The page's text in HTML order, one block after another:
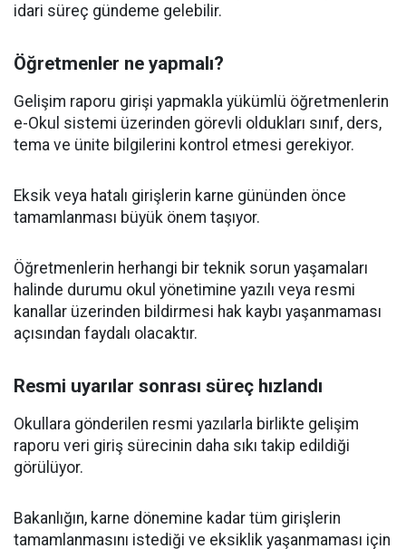
idari süreç gündeme gelebilir.
Öğretmenler ne yapmalı?
Gelişim raporu girişi yapmakla yükümlü öğretmenlerin
e-Okul sistemi üzerinden görevli oldukları sınıf, ders,
tema ve ünite bilgilerini kontrol etmesi gerekiyor.
Eksik veya hatalı girişlerin karne gününden önce
tamamlanması büyük önem taşıyor.
Öğretmenlerin herhangi bir teknik sorun yaşamaları
halinde durumu okul yönetimine yazılı veya resmi
kanallar üzerinden bildirmesi hak kaybı yaşanmaması
açısından faydalı olacaktır.
Resmi uyarılar sonrası süreç hızlandı
Okullara gönderilen resmi yazılarla birlikte gelişim
raporu veri giriş sürecinin daha sıkı takip edildiği
görülüyor.
Bakanlığın, karne dönemine kadar tüm girişlerin
tamamlanmasını istediği ve eksiklik yaşanmaması için